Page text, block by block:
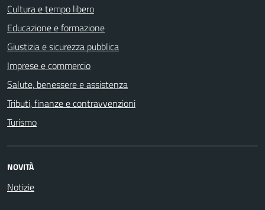
Cultura e tempo libero
Educazione e formazione
Giustizia e sicurezza pubblica
Imprese e commercio
Salute, benessere e assistenza
Tributi, finanze e contravvenzioni
Turismo
NOVITÀ
Notizie